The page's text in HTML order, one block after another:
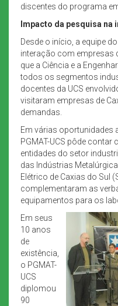
discentes do programa
Impacto da pesquisa na
Desde o início, a equipe
interação com empresas
que a Ciência e a
todos os segmentos
docentes da UCS
visitaram empresas de
demandas.
Em várias oportunidades
PGMAT-UCS pôde
entidades do setor
das Indústrias
Elétrico de Caxias do Sul
complementaram as
equipamentos para os
Em seus
10 anos
de
existência,
o PGMAT-
UCS
diplomou
90